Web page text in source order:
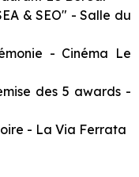
& SEO" - Salle du
- Cinéma Le
des 5 awards -
- La Via Ferrata